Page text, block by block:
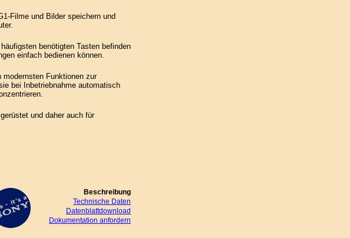
Filme und Bilder speichern und
benötigten Tasten befinden
einfach bedienen können.
Funktionen zur
bei Inbetriebnahme automatisch
und daher auch für
Beschreibung
Technische Daten
Datenblattdownload
Dokumentation anfordern